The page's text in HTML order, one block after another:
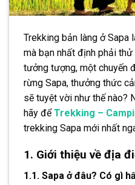
Trekking bản làng ở Sapa
mà bạn nhất định phải
tưởng tượng, một chuyến
rừng Sapa, thưởng thức
sẽ tuyệt vời như thế nào?
hãy đểTrekking –
trekking Sapa mới nhất
1. Giới thiệu về địa
1.1. Sapa ở đâu? Có gì